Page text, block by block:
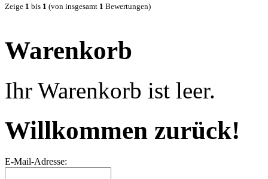
Zeige 1 bis 1 (von insgesamt 1 Bewertungen)
Warenkorb
Ihr Warenkorb ist leer.
Willkommen zurück!
E-Mail-Adresse: